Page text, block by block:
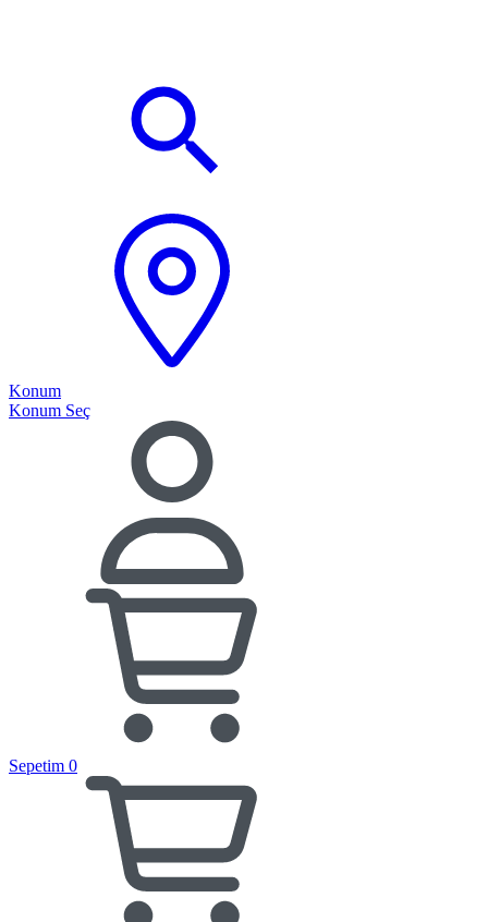
Konum
Konum Seç
Sepetim 0